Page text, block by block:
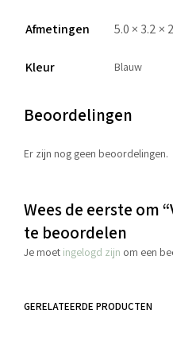
Afmetingen 5.0 × 3.2 ×
Kleur Blauw
Beoordelingen
Er zijn nog geen beoordelingen.
Wees de eerste om
te beoordelen
Je moet ingelogd zijn om een
GERELATEERDE PRODUCTEN